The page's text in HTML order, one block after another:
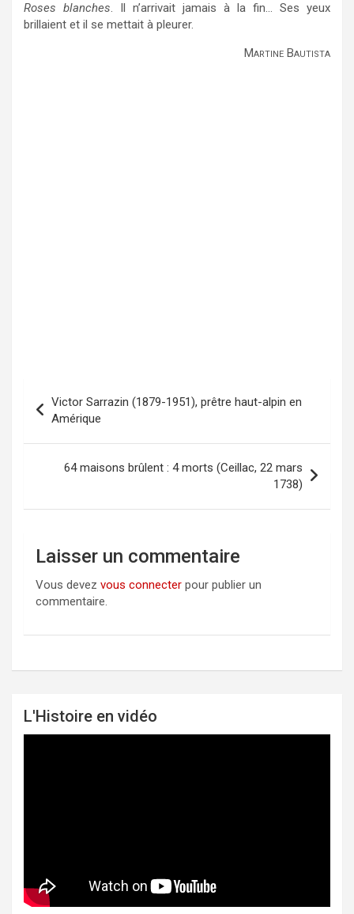
Roses blanches. Il n’arrivait jamais à la fin… Ses yeux
brillaient et il se mettait à pleurer.
Martine Bautista
Navigation
l’article
Victor Sarrazin (1879-1951), prêtre haut-alpin en
Amérique
64 maisons brûlent : 4 morts (Ceillac, 22 mars
1738)
Laisser un commentaire
Vous devez vous connecter pour publier un
commentaire.
L'Histoire en vidéo